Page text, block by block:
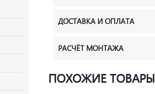
ДОСТАВКА И ОПЛАТА
РАСЧЁТ МОНТАЖА
ПОХОЖИЕ ТОВАРЫ